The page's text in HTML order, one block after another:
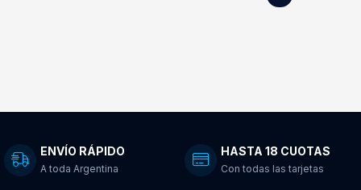
ENVÍO RÁPIDO
A toda Argentina
HASTA 18 CUOTAS
Con todas las tarjetas